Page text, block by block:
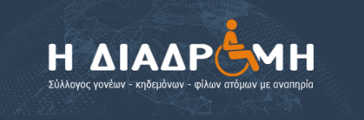
Η ΔΙΑΔΡΟΜΗ ΔΙΑΒΑΣΤΕ ΕΔΩ ►